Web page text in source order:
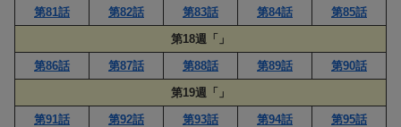
第81話
第82話 第83話 第84話
第85話
第18週「」
第86話
第87話 第88話 第89話
第90話
第19週「」
第91話
第92話 第93話 第94話
第95話